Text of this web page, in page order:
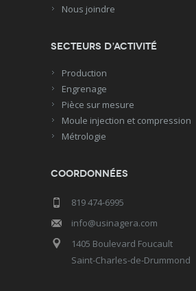
Nous joindre
Secteurs d’activité
Production
Engrenage
Pièce sur mesure
Moule injection et compression
Métrologie
Coordonnées
819 474-6995
info@usinagera.com
1405 Boulevard Foucault
Saint-Charles-de-Drummond